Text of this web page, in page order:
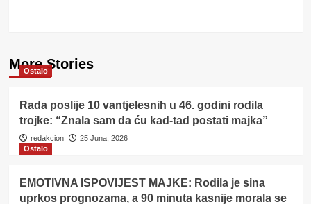
More Stories
Ostalo
Rada poslije 10 vantjelesnih u 46. godini rodila
trojke: “Znala sam da ću kad-tad postati majka”
redakcion
25 Juna, 2026
Ostalo
EMOTIVNA ISPOVIJEST MAJKE: Rodila je sina
uprkos prognozama, a 90 minuta kasnije morala se